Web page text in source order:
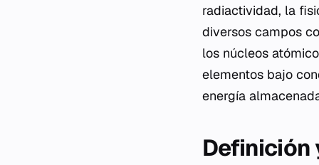
radiactividad, la
diversos campos
los núcleos
elementos bajo
energía
Definición